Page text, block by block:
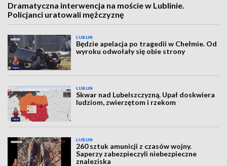
Dramatyczna interwencja na moście w Lublinie.
Policjanci uratowali mężczyznę
LUBLIN
Będzie apelacja po tragedii w Chełmie. Od
wyroku odwołały się obie strony
LUBLIN
Skwar nad Lubelszczyzną. Upał doskwiera
ludziom, zwierzętom i rzekom
LUBLIN
260 sztuk amunicji z czasów wojny.
Saperzy zabezpieczyli niebezpieczne
znaleziska